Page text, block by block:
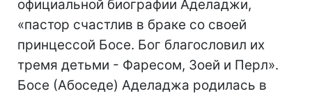
официальной биографии Аделаджи,
«пастор счастлив в браке со своей
принцессой Босе. Бог благословил их
тремя детьми - Фаресом, Зоей и Перл».
Босе (Абоседе) Аделаджа родилась в